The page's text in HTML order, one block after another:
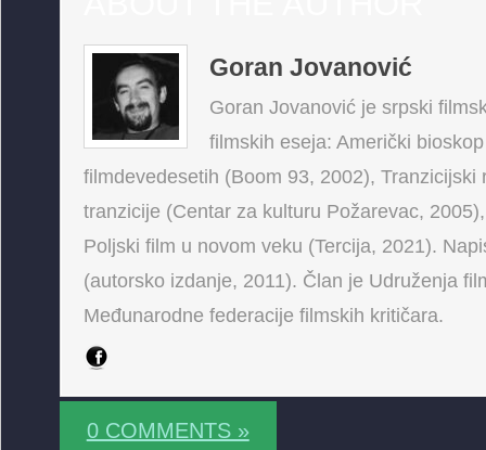
Goran Jovanović
Goran Jovanović je srpski
filmskih eseja: Američki
filmdevedesetih (Boom 93, 2002),
tranzicije (Centar za kulturu Požarevac,
Poljski film u novom veku (Tercija, 2021).
(autorsko izdanje, 2011). Član je Udruženja
Međunarodne federacije filmskih kritičara.
0 COMMENTS »